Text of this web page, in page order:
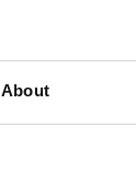
About